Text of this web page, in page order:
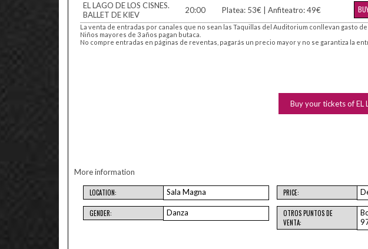
EL LAGO DE LOS CISNES.
BALLET DE KIEV
20:00 Platea: 53€ | Anfiteatro: 49€
La venta de entradas por canales que no sean las Taquillas del Auditorium conllevan gasto de
Niños mayores de 3 años pagan butaca.
No compre entradas en páginas de reventas, pagarás un precio mayor y no se garantiza la
Buy your tickets of EL
More information
LOCATION: Sala Magna
GENDER: Danza
PRICE:
OTROS PUNTOS DE
VENTA: